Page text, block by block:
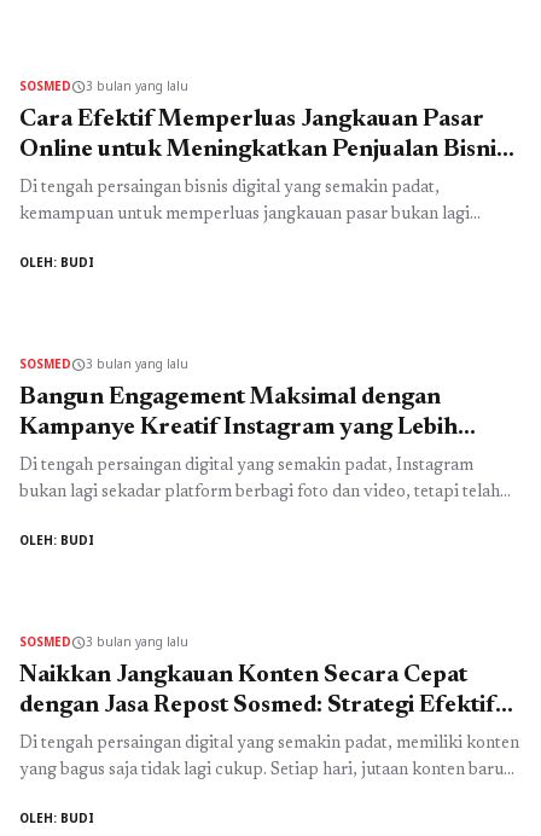
SOSMEDschedule3 bulan yang lalu
Cara Efektif Memperluas Jangkauan Pasar
Online untuk Meningkatkan Penjualan Bisnis
Secara Signifikan
Di tengah persaingan bisnis digital yang semakin padat,
kemampuan untuk memperluas jangkauan pasar bukan lagi
dapat bertahan dan berkembang. Konsumen kini semakin aktif di
Read more
OLEH: BUDI
SOSMEDschedule3 bulan yang lalu
Bangun Engagement Maksimal dengan
Kampanye Kreatif Instagram yang Lebih
Menarik dan Efektif
Di tengah persaingan digital yang semakin padat, Instagram
bukan lagi sekadar platform berbagi foto dan video, tetapi telah
untuk membangun pengaruh. Namun, tantangan terbesarnya
OLEH: BUDI
SOSMEDschedule3 bulan yang lalu
Naikkan Jangkauan Konten Secara Cepat
dengan Jasa Repost Sosmed: Strategi Efektif
untuk Viral di Instagram dan TikTok
Di tengah persaingan digital yang semakin padat, memiliki konten
yang bagus saja tidak lagi cukup. Setiap hari, jutaan konten baru
sosial lainnya. Tanpa strategi distribusi yang tepat, konten Anda
OLEH: BUDI